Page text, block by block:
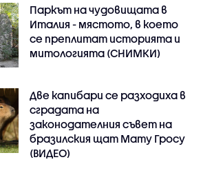
Паркът на чудовищата в
Италия - мястото, в което
се преплитат историята и
митологията (СНИМКИ)
Две капибари се разходиха в
сградата на
законодателния съвет на
бразилския щат Мату Гросу
(ВИДЕО)